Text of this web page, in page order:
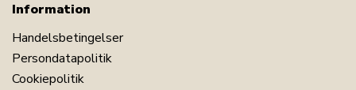
Se vores store udvalg af pyntepuder
Information
Handelsbetingelser
Persondatapolitik
Cookiepolitik